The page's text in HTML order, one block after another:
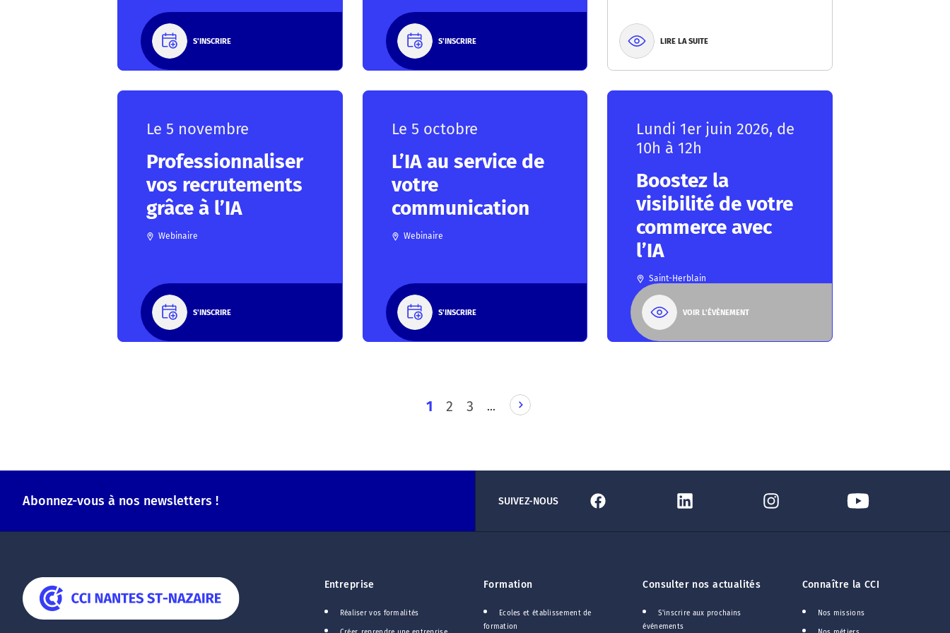
S'INSCRIRE S'INSCRIRE LIRE LA SUITE
Le 5 novembre
Professionnaliser
vos recrutements
grâce à l’IA
Webinaire
S'INSCRIRE
Le 5 octobre
L’IA au service de
votre
communication
Webinaire
S'INSCRIRE
Lundi 1er juin 2026, de
10h à 12h
Boostez la
visibilité de votre
commerce avec
l’IA
Saint-Herblain
VOIR L'ÉVÈNEMENT
1 2 3 …
PAGE
SUIVANTE
Abonnez-vous à nos newsletters ! SUIVEZ-NOUS
Entreprise
Réaliser vos formalités
Formation
Ecoles et établissement de
formation
Consulter nos actualités
S'inscrire aux prochains
événements
Connaître la CCI
Nos missions